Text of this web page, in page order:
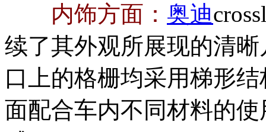
内饰方面： 奥迪
续了其外观所展现的清
口上的格栅均采用梯形
面配合车内不同材料的